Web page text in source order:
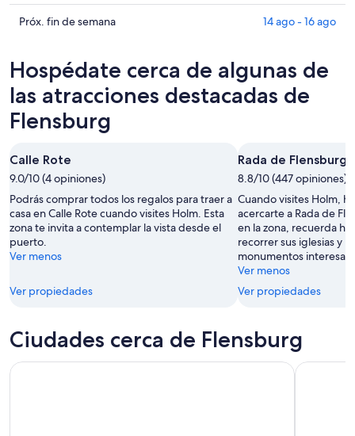
para
ago
9
ago
precios
en
mañana
la
noche,
ago
-
10
ago
Consultar
Flensburg
para
el
próximo
de
semana,
14
ago
-
16
ago
Próx. fin de semana 14 ago - 16 ago
Hospédate cerca de algunas de
las atracciones destacadas de
Flensburg
Calle Rote
9.0/10 (4 opiniones)
Podrás comprar todos los regalos para traer a
casa en Calle Rote cuando visites Holm. Esta
zona te invita a contemplar la vista desde el
puerto.
Ver menos
Ver propiedades
Rada de Flensburg
8.8/10 (447 opiniones)
Cuando visites Holm,
acercarte a Rada de
en la zona, recuerda
recorrer sus iglesias y
monumentos
Ver menos
Ver propiedades
Ciudades cerca de Flensburg